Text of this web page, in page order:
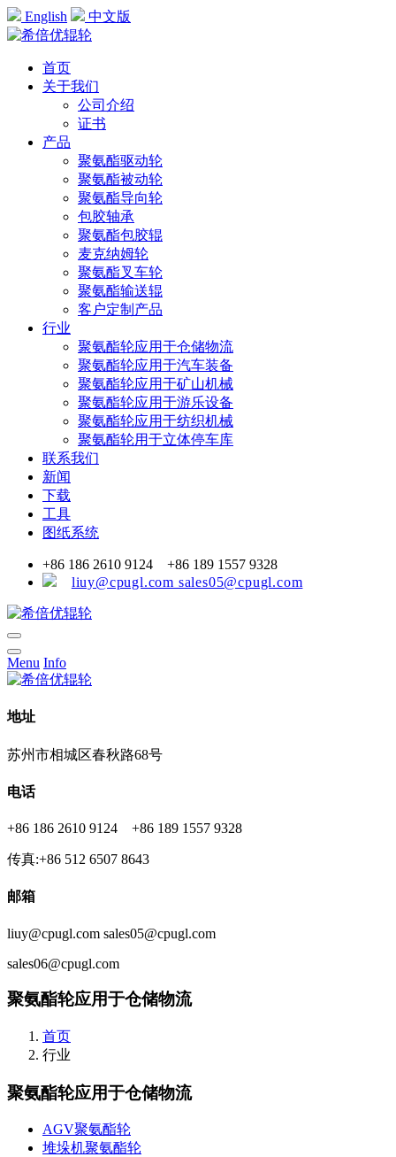
English 中文版
首页
关于我们
公司介绍
证书
产品
聚氨酯驱动轮
聚氨酯被动轮
聚氨酯导向轮
包胶轴承
聚氨酯包胶辊
麦克纳姆轮
聚氨酯叉车轮
聚氨酯输送辊
客户定制产品
行业
聚氨酯轮应用于仓储物流
聚氨酯轮应用于汽车装备
聚氨酯轮应用于矿山机械
聚氨酯轮应用于游乐设备
聚氨酯轮应用于纺织机械
聚氨酯轮用于立体停车库
联系我们
新闻
下载
工具
图纸系统
+86 186 2610 9124 +86 189 1557 9328
liuy@cpugl.com sales05@cpugl.com
Menu Info
地址
苏州市相城区春秋路68号
电话
+86 186 2610 9124 +86 189 1557 9328
传真:+86 512 6507 8643
邮箱
liuy@cpugl.com sales05@cpugl.com
sales06@cpugl.com
聚氨酯轮应用于仓储物流
首页
行业
聚氨酯轮应用于仓储物流
AGV聚氨酯轮
堆垛机聚氨酯轮